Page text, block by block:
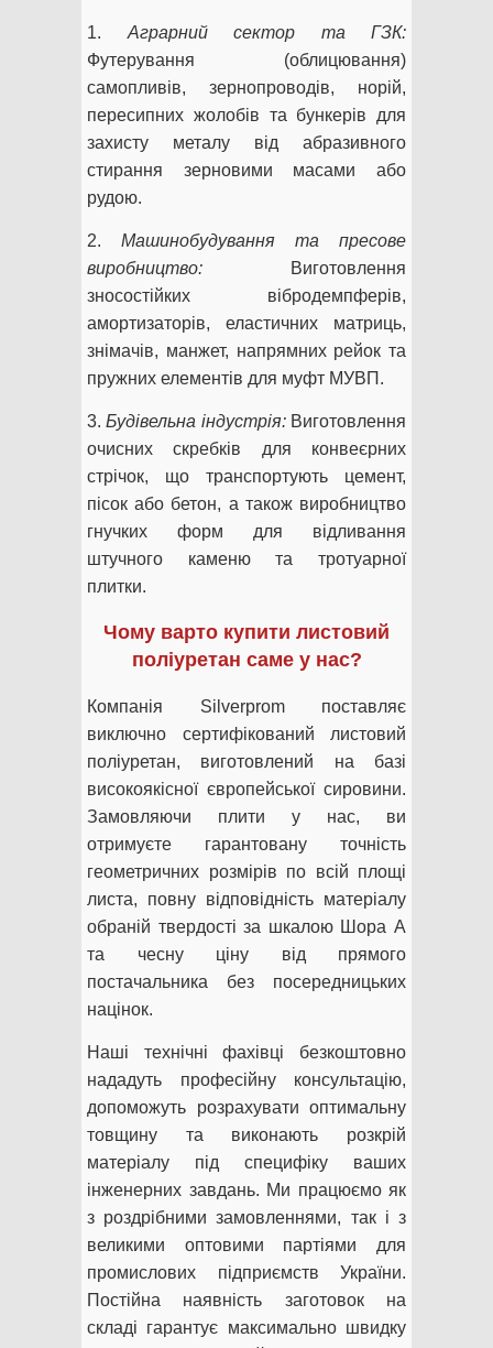
1. Аграрний сектор та ГЗК:
Футерування (облицювання)
самопливів, зернопроводів, норій,
пересипних жолобів та бункерів для
захисту металу від абразивного
стирання зерновими масами або
рудою.
2. Машинобудування та пресове
виробництво: Виготовлення
зносостійких вібродемпферів,
амортизаторів, еластичних матриць,
знімачів, манжет, напрямних рейок та
пружних елементів для муфт МУВП.
3.Будівельна індустрія:Виготовлення
очисних скребків для конвеєрних
стрічок, що транспортують цемент,
пісок або бетон, а також виробництво
гнучких форм для відливання
штучного каменю та тротуарної
плитки.
Чому варто купити листовий
поліуретан саме у нас?
Компанія Silverprom поставляє
виключно сертифікований листовий
поліуретан, виготовлений на базі
високоякісної європейської сировини.
Замовляючи плити у нас, ви
отримуєте гарантовану точність
геометричних розмірів по всій площі
листа, повну відповідність матеріалу
обраній твердості за шкалою Шора А
та чесну ціну від прямого
постачальника без посередницьких
націнок.
Наші технічні фахівці безкоштовно
нададуть професійну консультацію,
допоможуть розрахувати оптимальну
товщину та виконають розкрій
матеріалу під специфіку ваших
інженерних завдань. Ми працюємо як
з роздрібними замовленнями, так і з
великими оптовими партіями для
промислових підприємств України.
Постійна наявність заготовок на
складі гарантує максимально швидку